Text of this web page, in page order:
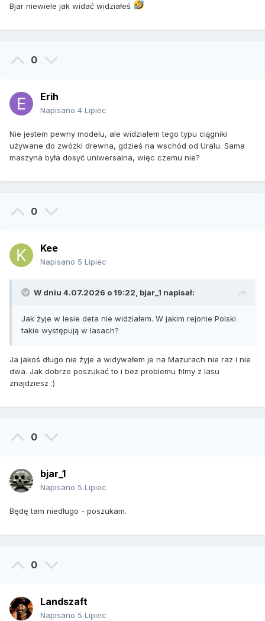
Bjar niewiele jak widać widziałeś
0
Erih
Napisano 4 Lipiec
Nie jestem pewny modelu, ale widziałem tego typu ciągniki
używane do zwózki drewna, gdzieś na wschód od Uralu. Sama
maszyna była dosyć uniwersalna, więc czemu nie?
0
Kee
Napisano 5 Lipiec
W dniu 4.07.2026 o 19:22, bjar_1 napisał:
Jak żyje w lesie deta nie widziałem. W jakim rejonie Polski
takie występują w lasach?
Ja jakoś długo nie żyje a widywałem je na Mazurach nie raz i nie
dwa. Jak dobrze poszukać to i bez problemu filmy z lasu
znajdziesz :)
0
bjar_1
Napisano 5 Lipiec
Będę tam niedługo - poszukam.
0
Landszaft
Napisano 5 Lipiec